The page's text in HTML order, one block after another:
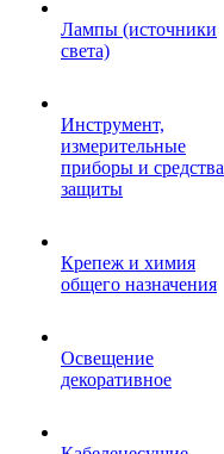
Лампы (источники
света)
Инструмент,
измерительные
приборы и средства
защиты
Крепеж и химия
общего назначения
Освещение
декоративное